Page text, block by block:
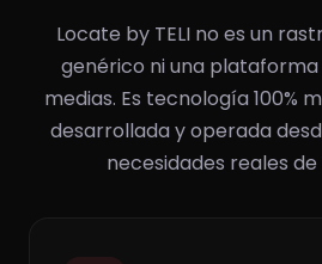
Locate by TELI no es un
genérico ni una
medias. Es tecnología 100%
desarrollada y operada
necesidades reales